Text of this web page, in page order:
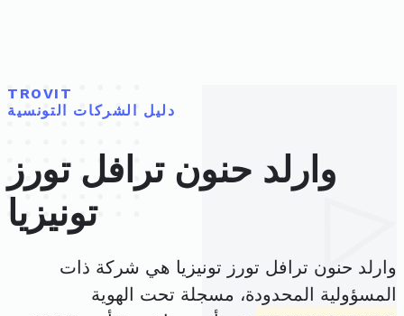
TROVIT
دليل الشركات التونسية
وارلد حنون ترافل تورز
تونيزيا
وارلد حنون ترافل تورز تونيزيا هي شركة ذات
المسؤولية المحدودة، مسجلة تحت الهوية